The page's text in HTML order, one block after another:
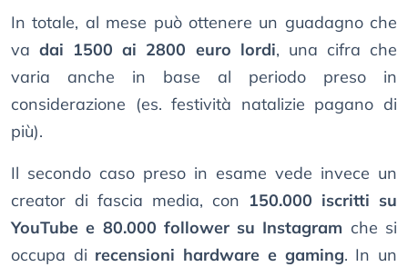
In totale, al mese può ottenere un guadagno che
vadai 1500 ai 2800 euro lordi, una cifra che
varia anche in base al periodo preso in
considerazione (es. festività natalizie pagano di
più).
Il secondo caso preso in esame vede invece un
creator di fascia media, con 150.000 iscritti su
YouTube e 80.000 follower su Instagram che si
occupa di recensioni hardware e gaming. In un